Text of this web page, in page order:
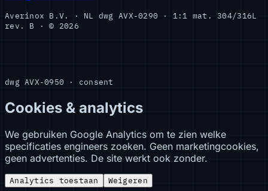
Averinox B.V. · NL dwg AVX-0290 · 1:1 mat. 304/316L
rev. B · © 2026
dwg AVX-0950 · consent
Cookies & analytics
We gebruiken Google Analytics om te zien welke
specificaties engineers zoeken. Geen marketingcookies,
geen advertenties. De site werkt ook zonder.
Analytics toestaan Weigeren